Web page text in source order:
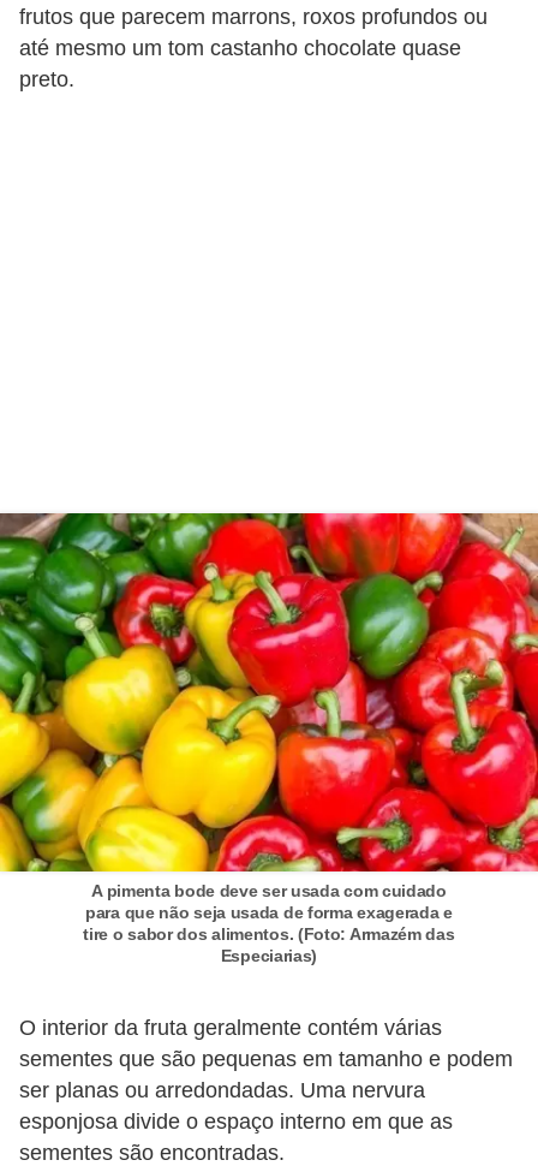
frutos que parecem marrons, roxos profundos ou
até mesmo um tom castanho chocolate quase
preto.
A pimenta bode deve ser usada com cuidado
para que não seja usada de forma exagerada e
tire o sabor dos alimentos. (Foto: Armazém das
Especiarias)
O interior da fruta geralmente contém várias
sementes que são pequenas em tamanho e podem
ser planas ou arredondadas. Uma nervura
esponjosa divide o espaço interno em que as
sementes são encontradas.